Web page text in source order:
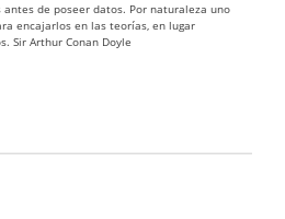
de poseer datos. Por naturaleza uno
encajarlos en las teorías, en lugar
Sir Arthur Conan Doyle